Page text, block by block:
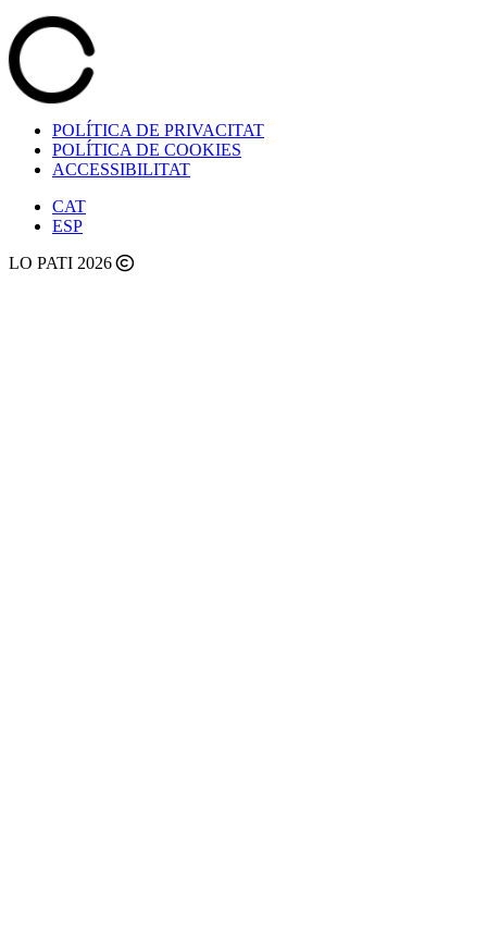
POLÍTICA DE PRIVACITAT
POLÍTICA DE COOKIES
ACCESSIBILITAT
CAT
ESP
LO PATI 2026